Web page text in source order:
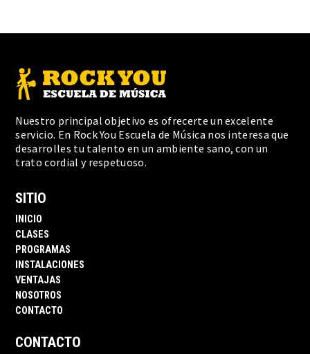
Nuestro principal objetivo es ofrecerte un excelente
servicio. En Rock You Escuela de Música nos interesa que
desarrolles tu talento en un ambiente sano, con un
trato cordial y respetuoso.
SITIO
INICIO
CLASES
PROGRAMAS
INSTALACIONES
VENTAJAS
NOSOTROS
CONTACTO
CONTACTO